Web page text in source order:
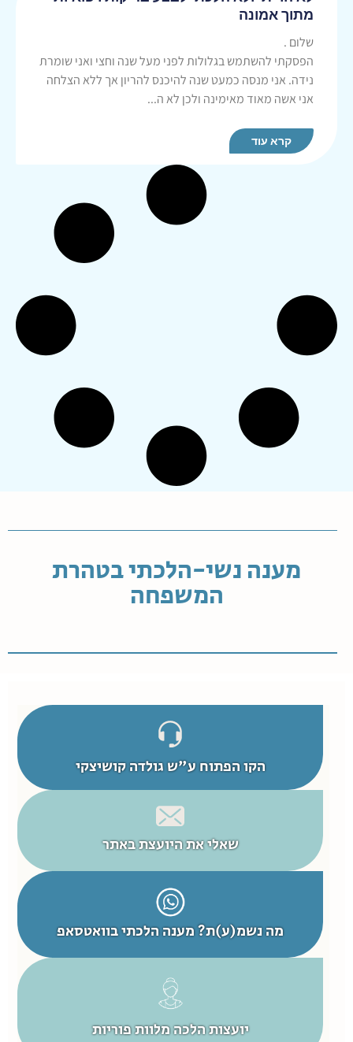
מתוך אמונה
שלום .
הפסקתי להשתמש בגלולות לפני מעל שנה וחצי ואני שומרת
נידה. אני מנסה כמעט שנה להיכנס להריון אך ללא הצלחה
אני אשה מאוד מאימינה ולכן לא ה...
קרא עוד
מענה נשי-הלכתי בטהרת
המשפחה
הקו הפתוח ע"ש גולדה קושיצקי
שאלי את היועצת באתר
מה נשמ(ע)ת? מענה הלכתי בוואטסאפ
יועצות הלכה מלוות פוריות